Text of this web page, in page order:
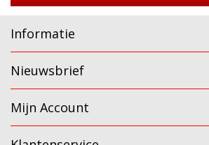
Informatie
Nieuwsbrief
Mijn Account